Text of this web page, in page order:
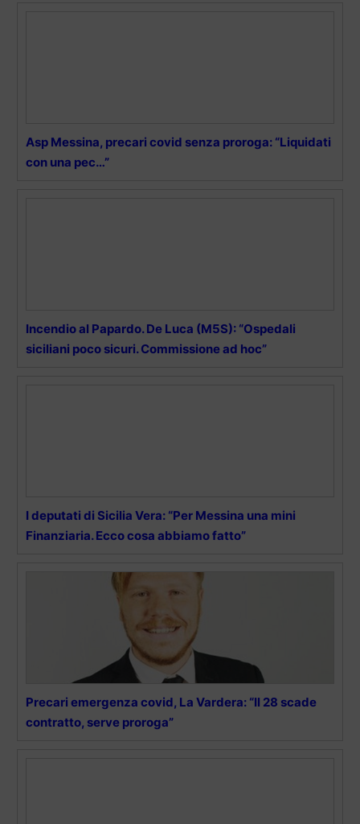
Asp Messina, precari covid senza proroga: “Liquidati
con una pec…”
Incendio al Papardo. De Luca (M5S): “Ospedali
siciliani poco sicuri. Commissione ad hoc”
I deputati di Sicilia Vera: “Per Messina una mini
Finanziaria. Ecco cosa abbiamo fatto”
Precari emergenza covid, La Vardera: “Il 28 scade
contratto, serve proroga”